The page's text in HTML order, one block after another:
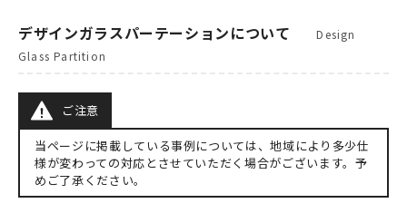
デザインガラスパーテーションについて
Design
Glass Partition
ご注意
当ページに掲載している事例については、地域により多少仕
様が変わっての対応とさせていただく場合がございます。予
めご了承ください。